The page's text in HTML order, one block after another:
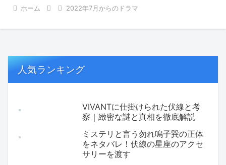
ホーム 2022年7月からのドラマ
人気ランキング
VIVANTに仕掛けられた伏線と考
察｜緻密な謎と真相を徹底解説
ミステリと言う勿れ鳴子巽の正体
をネタバレ！伏線の星座のアクセ
サリーを渡す